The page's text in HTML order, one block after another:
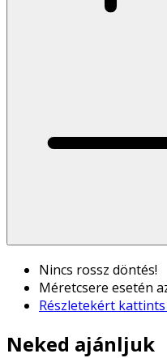
Nincs rossz döntés!
Méretcsere esetén
Részletekért kattints
Neked ajánljuk